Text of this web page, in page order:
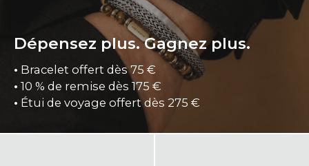
Dépensez plus. Gagnez plus.
• Bracelet offert dès 75 €
• 10 % de remise dès 175 €
• Étui de voyage offert dès 275 €